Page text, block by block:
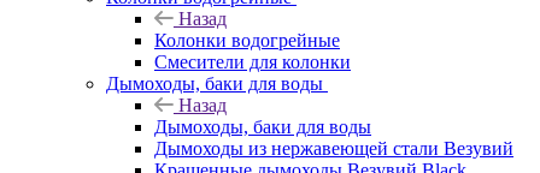
Назад
Колонки водогрейные
Смесители для колонки
Дымоходы, баки для воды
Назад
Дымоходы, баки для воды
Дымоходы из нержавеющей стали Везувий